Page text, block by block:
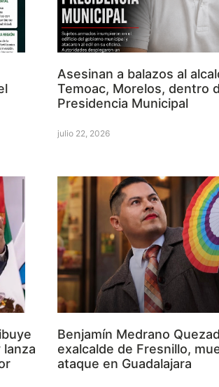
Asesinan a balazos al
Temoac, Morelos, dentro
Presidencia Municipal
julio 22, 2026
Benjamín Medrano
exalcalde de Fresnillo,
ataque en Guadalajara